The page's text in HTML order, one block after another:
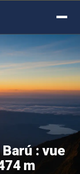
: vue
m